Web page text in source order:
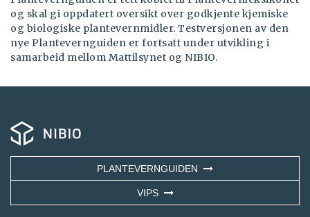
og skal gi oppdatert oversikt over godkjente kjemiske
og biologiske plantevernmidler. Testversjonen av den
nye Plantevernguiden er fortsatt under utvikling i
samarbeid mellom Mattilsynet og NIBIO.
PLANTEVERNGUIDEN
VIPS